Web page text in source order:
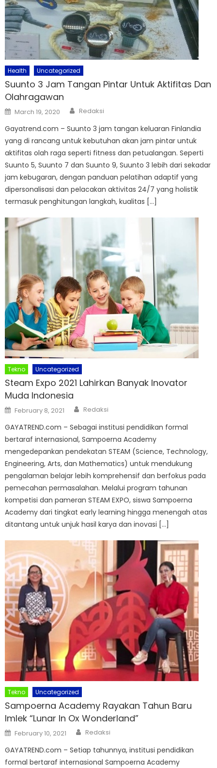
Health Uncategorized
Suunto 3 Jam Tangan Pintar Untuk Aktifitas Dan
Olahragawan
Posted
on
March 19, 2020 Author
Redaksi
Gayatrend.com – Suunto 3 jam tangan keluaran Finlandia
yang di rancang untuk kebutuhan akan jam pintar untuk
aktifitas olah raga seperti fitness dan petualangan. Seperti
Suunto 5, Suunto 7 dan Suunto 9, Suunto 3 lebih dari sekadar
jam kebugaran, dengan panduan pelatihan adaptif yang
dipersonalisasi dan pelacakan aktivitas 24/7 yang holistik
termasuk penghitungan langkah, kualitas […]
Tekno Uncategorized
Steam Expo 2021 Lahirkan Banyak Inovator
Muda Indonesia
Posted
on
February 8, 2021 Author
Redaksi
GAYATREND.com – Sebagai institusi pendidikan formal
bertaraf internasional, Sampoerna Academy
mengedepankan pendekatan STEAM (Science, Technology,
Engineering, Arts, dan Mathematics) untuk mendukung
pengalaman belajar lebih komprehensif dan berfokus pada
pemecahan permasalahan. Melalui program tahunan
kompetisi dan pameran STEAM EXPO, siswa Sampoerna
Academy dari tingkat early learning hingga menengah atas
ditantang untuk unjuk hasil karya dan inovasi […]
Tekno Uncategorized
Sampoerna Academy Rayakan Tahun Baru
Imlek “Lunar In Ox Wonderland”
Posted
on
February 10, 2021 Author
Redaksi
GAYATREND.com – Setiap tahunnya, institusi pendidikan
formal bertaraf internasional Sampoerna Academy